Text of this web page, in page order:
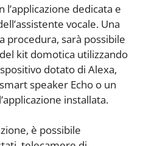
dedicata e
vocale. Una
procedura, sarà possibile
kit domotica utilizzando
dotato di Alexa,
speaker Echo o un
installata.
è possibile